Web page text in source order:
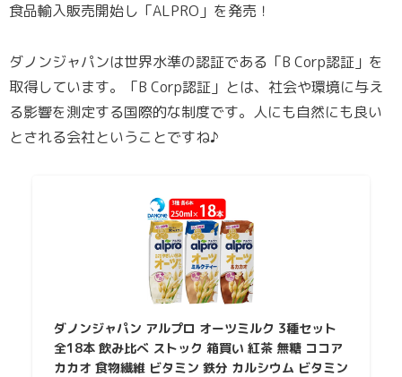
食品輸入販売開始し「ALPRO」を発売！
ダノンジャパンは世界水準の認証である「B Corp認証」を
取得しています。「B Corp認証」とは、社会や環境に与え
る影響を測定する国際的な制度です。人にも自然にも良い
とされる会社ということですね♪
ダノンジャパン アルプロ オーツミルク 3種セット
全18本 飲み比べ ストック 箱買い 紅茶 無糖 ココア
カカオ 食物繊維 ビタミン 鉄分 カルシウム ビタミン